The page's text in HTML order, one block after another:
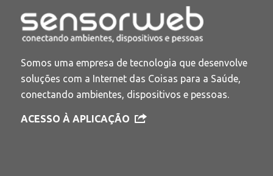
Somos uma empresa de tecnologia que desenvolve
soluções com a Internet das Coisas para a Saúde,
conectando ambientes, dispositivos e pessoas.
ACESSO À APLICAÇÃO